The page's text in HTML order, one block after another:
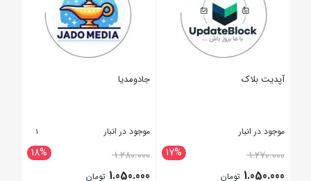
آپدیت بلاک
موجود در انبار
17% 1.270.000
1.050.000 تومان
جادو‌مدیا
موجود در انبار 1
18% 1.280.000
1.050.000 تومان